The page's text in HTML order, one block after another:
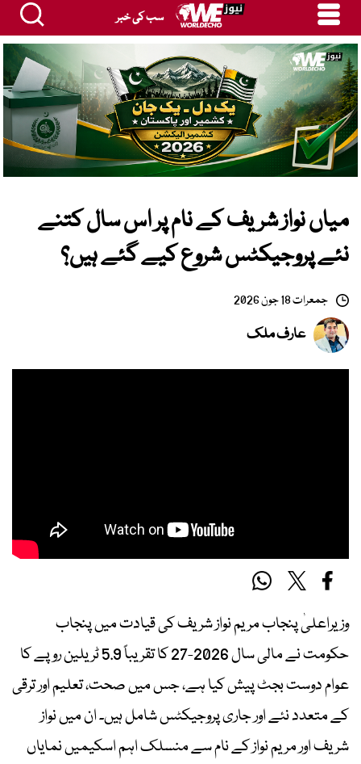
سب کی خبر
میاں نواز شریف کے نام پر اس سال کتنے
نئے پروجیکٹس شروع کیے گئے ہیں؟
جمعرات 18 جون 2026
عارف ملک
وزیراعلیٰ پنجاب مریم نواز شریف کی قیادت میں پنجاب
حکومت نے مالی سال 2026-27 کا تقریباً 5.9 ٹریلین روپے کا
عوام دوست بجٹ پیش کیا ہے، جس میں صحت، تعلیم اور ترقی
کے متعدد نئے اور جاری پروجیکٹس شامل ہیں۔ ان میں نواز
شریف اور مریم نواز کے نام سے منسلک اہم اسکیمیں نمایاں